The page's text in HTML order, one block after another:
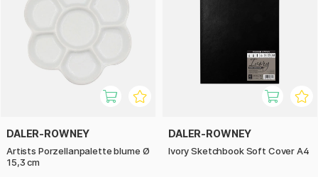
DALER-ROWNEY
Artists Porzellanpalette blume Ø
15,3 cm
DALER-ROWNEY
Ivory Sketchbook Soft Cover A4